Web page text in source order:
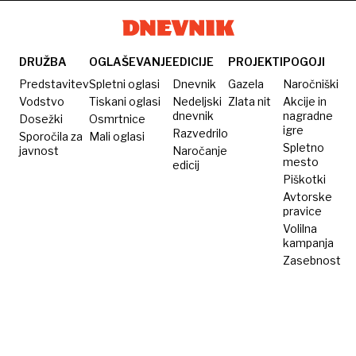
popolnem
izkupičku
ostre
opozicije
DRUŽBA
Predstavitev
Vodstvo
Dosežki
Sporočila za
javnost
OGLAŠEVANJE
Spletni oglasi
Tiskani oglasi
Osmrtnice
Mali oglasi
EDICIJE
Dnevnik
Nedeljski
dnevnik
Razvedrilo
Naročanje
edicij
PROJEKTI
Gazela
Zlata nit
POGOJI
Naročniški
Akcije in
nagradne
igre
Spletno
mesto
Piškotki
Avtorske
pravice
Volilna
kampanja
Zasebnost